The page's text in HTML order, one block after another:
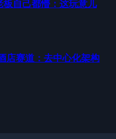
自己都懵：这玩意儿
店赛道：去中心化架构